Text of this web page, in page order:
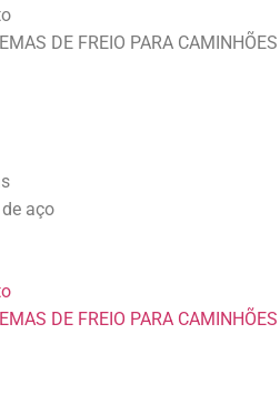
DE FREIO PARA CAMINHÕES
aço
DE FREIO PARA CAMINHÕES